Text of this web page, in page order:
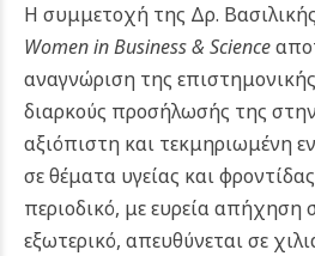
Η συμμετοχή της Δρ.
Women in Business & Science
αναγνώριση της
διαρκούς προσήλωσής της
αξιόπιστη και τεκμηριωμένη
σε θέματα υγείας και
περιοδικό, με ευρεία απήχηση
εξωτερικό, απευθύνεται σε